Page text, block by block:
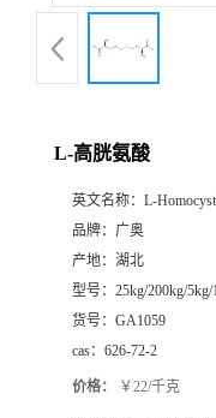
L-高胱氨酸
英文名称： L-
品牌： 广奥
产地： 湖北
型号： 25kg/200kg/5kg/
货号： GA1059
cas： 626-72-2
价格： ￥22/千克